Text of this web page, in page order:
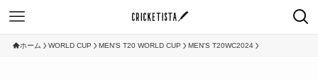
ホーム WORLD CUP MEN'S T20 WORLD CUP MEN'S T20WC2024